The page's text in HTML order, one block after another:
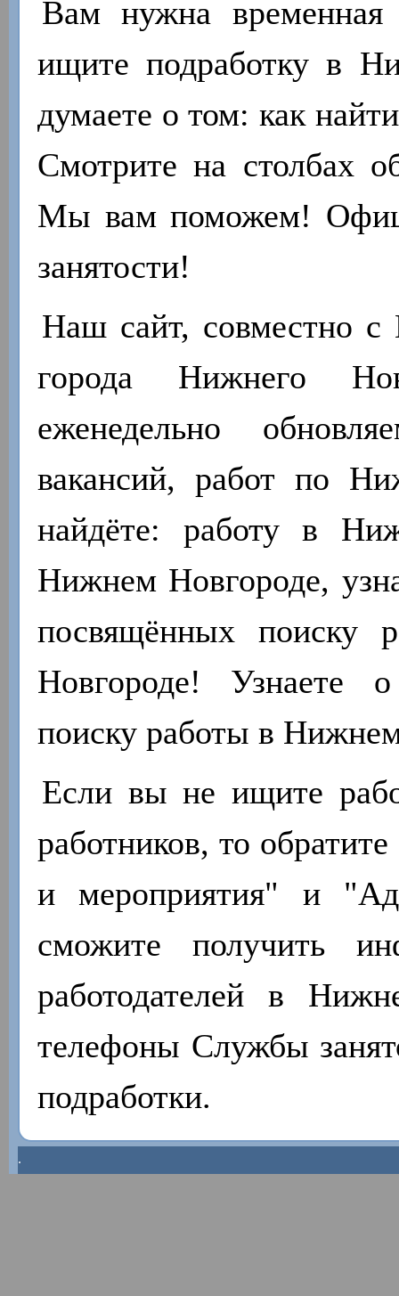
Вам нужна временная
ищите подработку в
думаете о том: как
Смотрите на столбах
Мы вам поможем!
занятости!
Наш сайт, совместно с
города Нижнего
еженедельно
вакансий, работ по
найдёте: работу в
Нижнем Новгороде,
посвящённых поиску
Новгороде! Узнаете
поиску работы в
Если вы не ищите
работников, то
и мероприятия" и
сможите получить
работодателей в
телефоны Службы
подработки.
.